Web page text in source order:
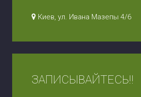
Киев, ул. Ивана Мазепы 4/6
ЗАПИСЫВАЙТЕСЬ!!